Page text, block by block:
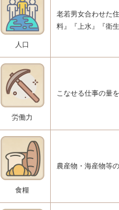
人口
老若男女合わせた
料』『上水』『衛
労働力
こなせる仕事の量
食糧
農産物・海産物等